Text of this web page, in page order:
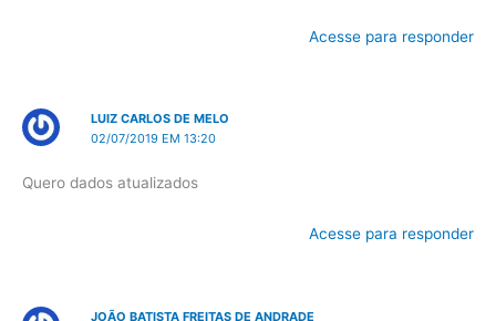
Acesse para responder
LUIZ CARLOS DE MELO
02/07/2019 EM 13:20
Quero dados atualizados
Acesse para responder
JOÃO BATISTA FREITAS DE ANDRADE